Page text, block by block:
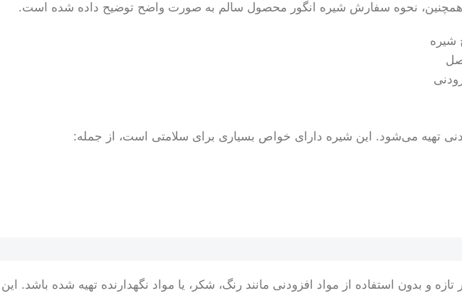
همچنین، نحوه سفارش شیره انگور محصول سالم به صورت واضح توضیح داده شده است.
تهیه می‌شود. این شیره دارای خواص بسیاری برای سلامتی است، از جمله:
است که از انگور تازه و بدون استفاده از مواد افزودنی مانند رنگ، شکر، یا مواد نگهدارنده تهیه شده باشد. این